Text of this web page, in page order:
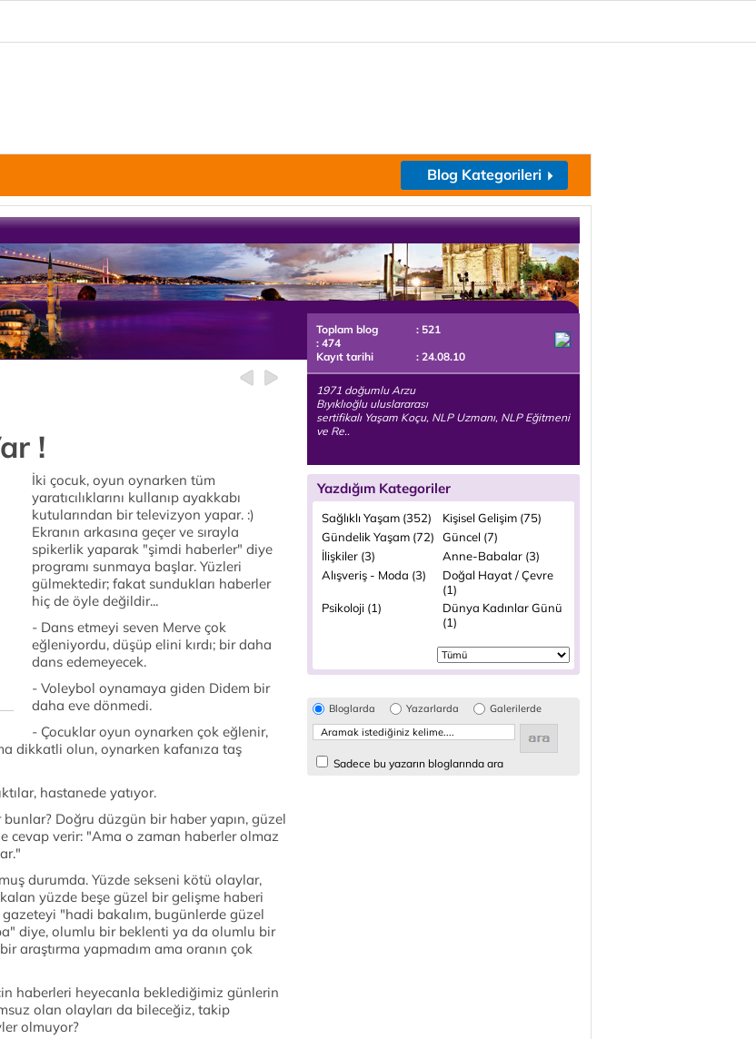
Blog Kategorileri
!
İki çocuk, oyun oynarken tüm
yaratıcılıklarını kullanıp ayakkabı
kutularından bir televizyon yapar. :)
Ekranın arkasına geçer ve sırayla
spikerlik yaparak "şimdi haberler" diye
programı sunmaya başlar. Yüzleri
gülmektedir; fakat sundukları haberler
hiç de öyle değildir...
- Dans etmeyi seven Merve çok
eğleniyordu, düşüp elini kırdı; bir daha
dans edemeyecek.
- Voleybol oynamaya giden Didem bir
daha eve dönmedi.
- Çocuklar oyun oynarken çok eğlenir,
dikkatli olun, oynarken kafanıza taş
hastanede yatıyor.
Doğru düzgün bir haber yapın, güzel
cevap verir: "Ama o zaman haberler olmaz
durumda. Yüzde sekseni kötü olaylar,
yüzde beşe güzel bir gelişme haberi
"hadi bakalım, bugünlerde güzel
diye, olumlu bir beklenti ya da olumlu bir
araştırma yapmadım ama oranın çok
haberleri heyecanla beklediğimiz günlerin
olan olayları da bileceğiz, takip
olmuyor?
Toplam blog
: 521
: 474
Kayıt tarihi
: 24.08.10
1971 doğumlu Arzu
Bıyıklıoğlu uluslararası
sertifikalı Yaşam Koçu, NLP Uzmanı, NLP Eğitmeni
ve Re..
Yazdığım Kategoriler
Sağlıklı Yaşam (352)
Kişisel Gelişim (75)
Gündelik Yaşam (72)
Güncel (7)
İlişkiler (3)
Anne-Babalar (3)
Alışveriş - Moda (3)
Doğal Hayat / Çevre
(1)
Psikoloji (1) Dünya Kadınlar Günü
(1)
Bloglarda Yazarlarda Galerilerde
Sadece bu yazarın bloglarında ara